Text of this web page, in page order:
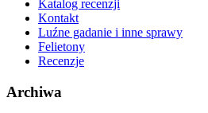
Katalog recenzji
Kontakt
Luźne gadanie i inne sprawy
Felietony
Recenzje
Archiwa